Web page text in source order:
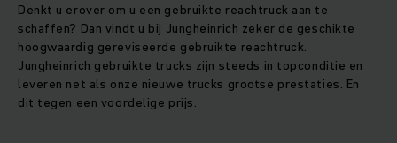
Denkt u erover om u een gebruikte reachtruck aan te
schaffen? Dan vindt u bij Jungheinrich zeker de geschikte
hoogwaardig gereviseerde gebruikte reachtruck.
Jungheinrich gebruikte trucks zijn steeds in topconditie en
leveren net als onze nieuwe trucks grootse prestaties. En
dit tegen een voordelige prijs.